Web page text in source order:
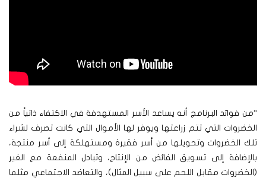
“من فوائد البرنامج أنه يساعد الأسر المستهدفة في الاكتفاء ذاتياً من
الخضروات التي تتم زراعتها ويوفر لها الأموال التي كانت تصرف لشراء
تلك الخضروات وتحويلها من أسر فقيرة ومستهلكة إلى أسر منتجة،
بالإضافة إلى تسويق الفائض من الإنتاج، وتبادل المنفعة مع الغير
(الخضروات مقابل اللحم على سبيل المثال)، والتعاضد الاجتماعي مثلما